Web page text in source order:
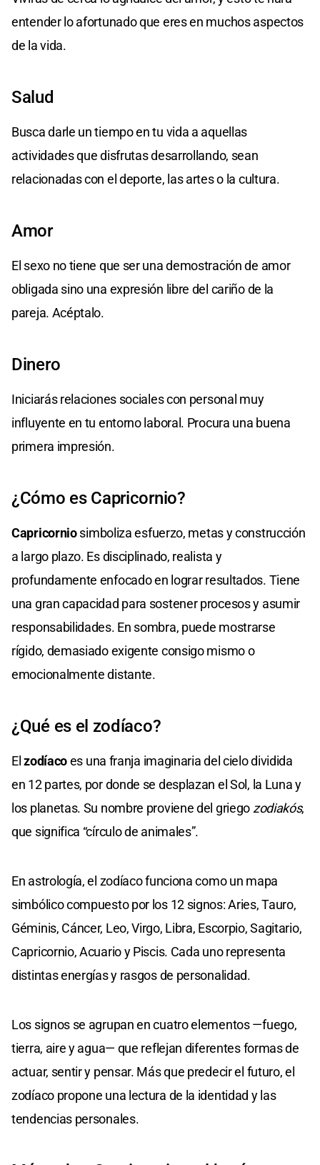
entender lo afortunado que eres en muchos aspectos
de la vida.
Salud
Busca darle un tiempo en tu vida a aquellas
actividades que disfrutas desarrollando, sean
relacionadas con el deporte, las artes o la cultura.
Amor
El sexo no tiene que ser una demostración de amor
obligada sino una expresión libre del cariño de la
pareja. Acéptalo.
Dinero
Iniciarás relaciones sociales con personal muy
influyente en tu entorno laboral. Procura una buena
primera impresión.
¿Cómo es Capricornio?
Capricorniosimboliza esfuerzo, metas y construcción
a largo plazo. Es disciplinado, realista y
profundamente enfocado en lograr resultados. Tiene
una gran capacidad para sostener procesos y asumir
responsabilidades. En sombra, puede mostrarse
rígido, demasiado exigente consigo mismo o
emocionalmente distante.
¿Qué es el zodíaco?
Elzodíacoes una franja imaginaria del cielo dividida
en 12 partes, por donde se desplazan el Sol, la Luna y
los planetas. Su nombre proviene del griego zodiakós,
que significa “círculo de animales”.
En astrología, el zodíaco funciona como un mapa
simbólico compuesto por los 12 signos: Aries, Tauro,
Géminis, Cáncer, Leo, Virgo, Libra, Escorpio, Sagitario,
Capricornio, Acuario y Piscis. Cada uno representa
distintas energías y rasgos de personalidad.
Los signos se agrupan en cuatro elementos —fuego,
tierra, aire y agua— que reflejan diferentes formas de
actuar, sentir y pensar. Más que predecir el futuro, el
zodíaco propone una lectura de la identidad y las
tendencias personales.